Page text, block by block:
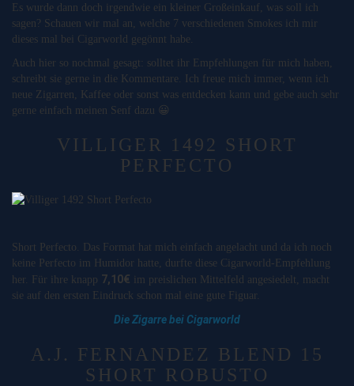
Es wurde dann doch irgendwie ein kleiner Großeinkauf, was soll ich
sagen? Schauen wir mal an, welche 7 verschiedenen Smokes ich mir
dieses mal bei Cigarworld gegönnt habe.
Auch hier so nochmal gesagt: solltet ihr Empfehlungen für mich haben,
schreibt sie gerne in die Kommentare. Ich freue mich immer, wenn ich
neue Zigarren, Kaffee oder sonst was entdecken kann und gebe auch sehr
gerne einfach meinen Senf dazu 😀
VILLIGER 1492 SHORT
PERFECTO
Short Perfecto. Das Format hat mich einfach angelacht und da ich noch
keine Perfecto im Humidor hatte, durfte diese Cigarworld-Empfehlung
her. Für ihre knapp 7,10€ im preislichen Mittelfeld angesiedelt, macht
sie auf den ersten Eindruck schon mal eine gute Figuar.
Die Zigarre bei Cigarworld
A.J. FERNANDEZ BLEND 15
SHORT ROBUSTO